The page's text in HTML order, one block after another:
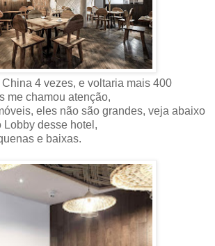
4 vezes, e voltaria mais 400
me chamou atenção,
eles não são grandes, veja abaixo
desse hotel,
e baixas.